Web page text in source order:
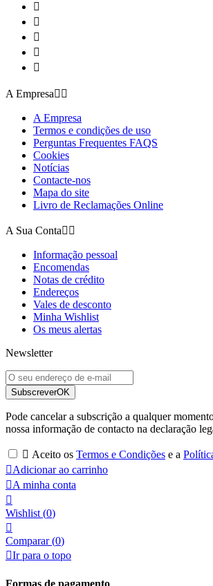





A Empresa 
A Empresa
Termos e condições de uso
Perguntas Frequentes FAQS
Cookies
Notícias
Contacte-nos
Mapa do site
Livro de Reclamações Online
A Sua Conta 
Informação pessoal
Encomendas
Notas de crédito
Endereços
Vales de desconto
Minha Wishlist
Os meus alertas
Newsletter
SubscreverOK
Pode cancelar a subscrição a qualquer
nossa informação de contacto na declaração
 Aceito os Termos e Condições e a
Adicionar ao carrinho
A minha conta

Wishlist (0)

Comparar (0)
Ir para o topo
Formas de pagamento